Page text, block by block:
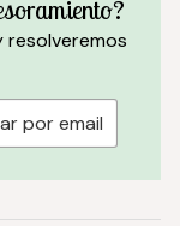
por email